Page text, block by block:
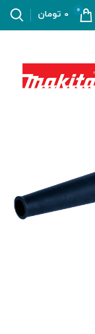
0
0 تومان